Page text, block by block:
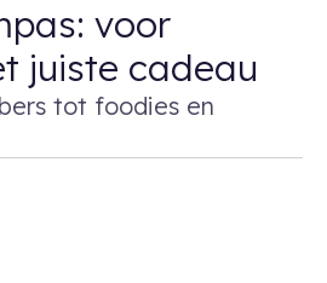
voor
juiste cadeau
tot foodies en